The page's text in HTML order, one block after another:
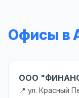
Офисы в
ООО
📍 ул. Красный